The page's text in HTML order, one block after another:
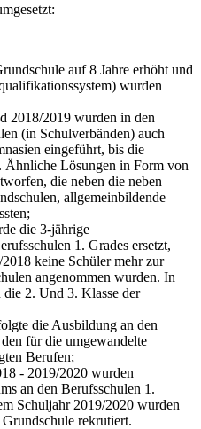
auf 8 Jahre erhöht und
wurden
2018/2019 wurden in den
(in Schulverbänden) auch
eingeführt, bis die
Ähnliche Lösungen in Form von
die neben die neben
allgemeinbildende
die 3-jährige
1. Grades ersetzt,
keine Schüler mehr zur
angenommen wurden. In
die 2. Und 3. Klasse der
die Ausbildung an den
für die umgewandelte
Berufen;
- 2019/2020 wurden
an den Berufsschulen 1.
Schuljahr 2019/2020 wurden
rekrutiert.